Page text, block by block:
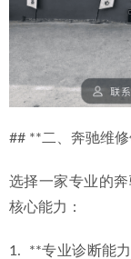
## **二、奔驰维
选择一家专业的
核心能力：
1.  **专业诊断能